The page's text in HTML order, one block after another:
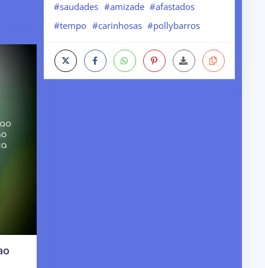
#saudades #amizade #afastados
#tempo #carinhosas #pollybarros